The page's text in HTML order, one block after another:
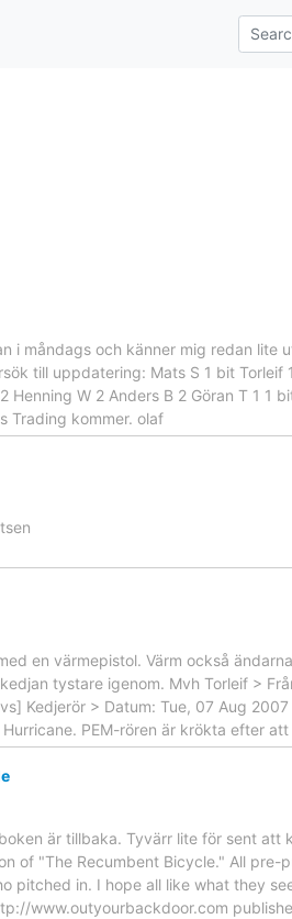
i måndags och känner mig redan lite
till uppdatering: Mats S 1 bit Torleif
Henning W 2 Anders B 2 Göran T 1
Trading kommer. olaf
en värmepistol. Värm också
tystare igenom. Mvh Torleif >
Kedjerör > Datum: Tue, 07 Aug
PEM-rören är krökta efter att
är tillbaka. Tyvärr lite för sent
of "The Recumbent Bicycle." All pre-
pitched in. I hope all like what they
www.outyourbackdoor.com